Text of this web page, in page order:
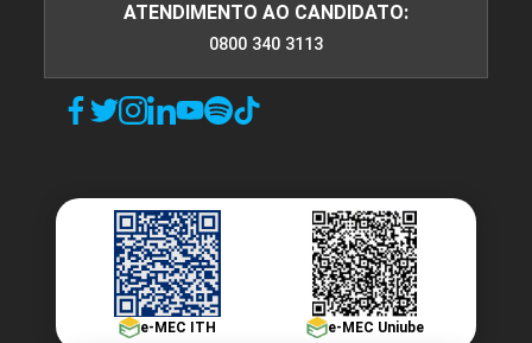
ATENDIMENTO AO CANDIDATO:
0800 340 3113
e-MEC ITH e-MEC Uniube